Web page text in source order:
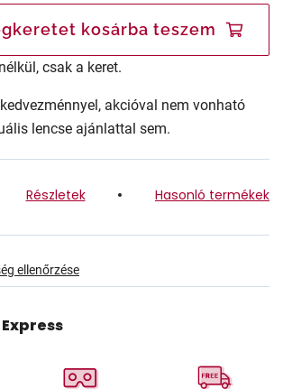
kosárba teszem
csak a keret.
akcióval nem vonható
lencse ajánlattal sem.
Részletek Hasonló termékek
ellenőrzése